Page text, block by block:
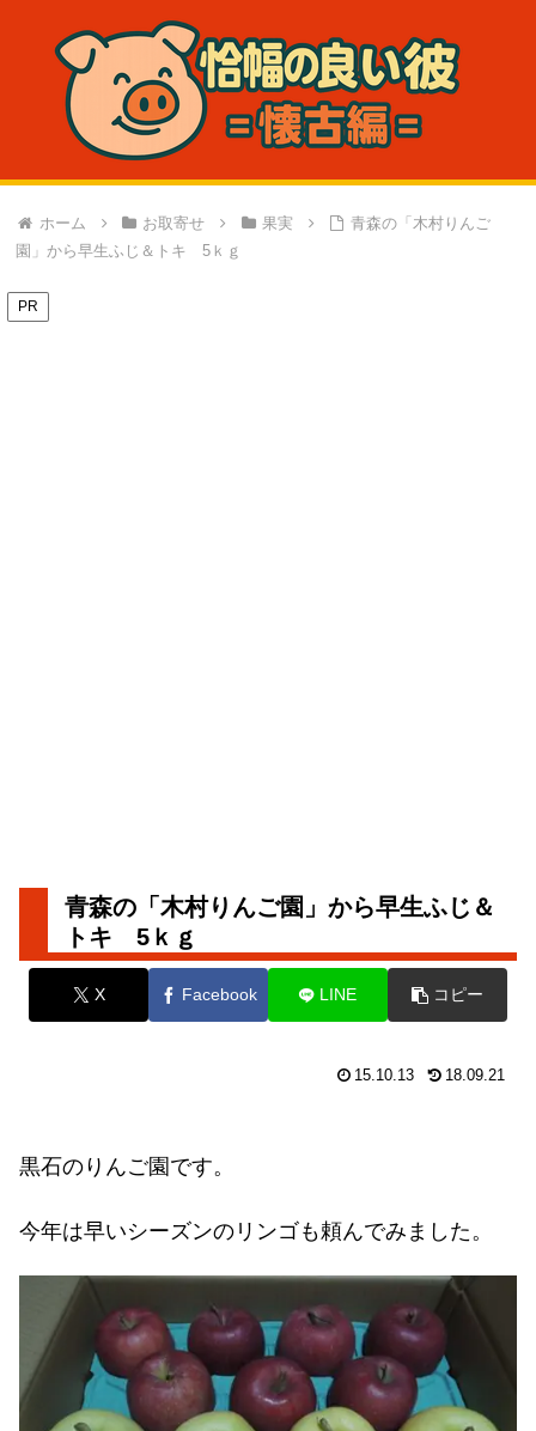
ホーム お取寄せ 果実
青森の「木村りんご
園」から早生ふじ＆トキ 5ｋｇ
PR
青森の「木村りんご園」から早生ふじ＆
トキ 5ｋｇ
X Facebook LINE コピー
15.10.13 18.09.21
黒石のりんご園です。
今年は早いシーズンのリンゴも頼んでみました。